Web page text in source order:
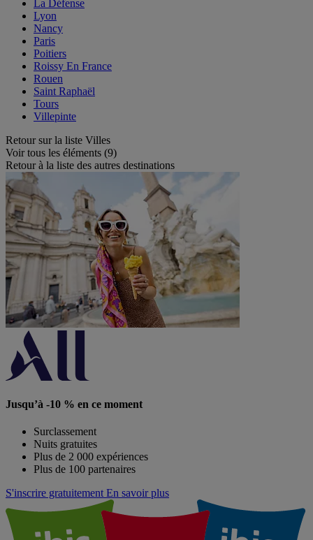
La Défense
Lyon
Nancy
Paris
Poitiers
Roissy En France
Rouen
Saint Raphaël
Tours
Villepinte
Retour sur la liste Villes
Voir tous les éléments (9)
Retour à la liste des autres destinations
Jusqu’à -10 % en ce moment
Surclassement
Nuits gratuites
Plus de 2 000 expériences
Plus de 100 partenaires
S'inscrire gratuitement En savoir plus